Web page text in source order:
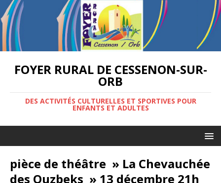
FOYER RURAL DE CESSENON-SUR-
ORB
DES ACTIVITÉS CULTURELLES ET SPORTIVES POUR
ENFANTS ET ADULTES
pièce de théâtre » La Chevauchée
des Ouzbeks » 13 décembre 21h